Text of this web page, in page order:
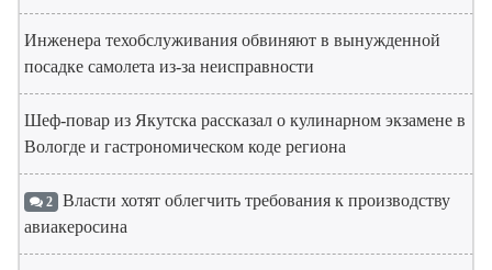
Инженера техобслуживания обвиняют в вынужденной
посадке самолета из-за неисправности
Шеф-повар из Якутска рассказал о кулинарном экзамене в
Вологде и гастрономическом коде региона
2 Власти хотят облегчить требования к производству
авиакеросина